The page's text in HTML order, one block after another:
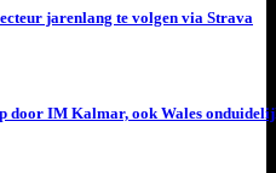
jarenlang te volgen via Strava
door IM Kalmar, ook Wales